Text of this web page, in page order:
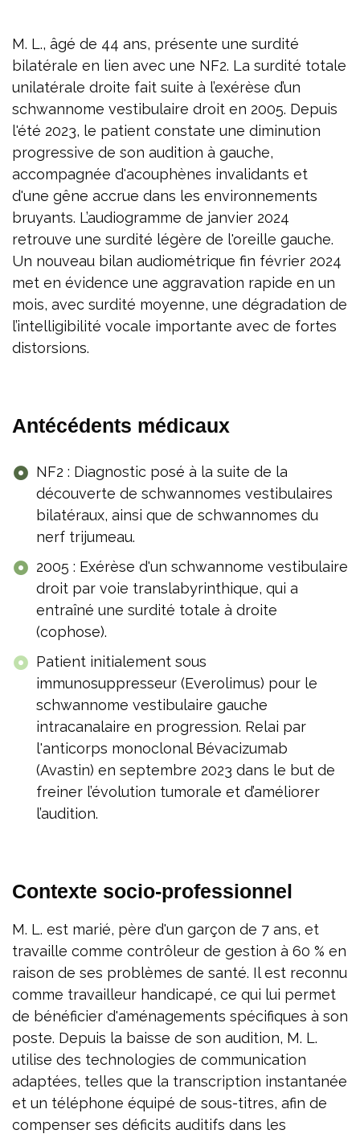
M. L., âgé de 44 ans, présente une surdité
bilatérale en lien avec une NF2. La surdité totale
unilatérale droite fait suite à l’exérèse d’un
schwannome vestibulaire droit en 2005. Depuis
l'été 2023, le patient constate une diminution
progressive de son audition à gauche,
accompagnée d'acouphènes invalidants et
d'une gêne accrue dans les environnements
bruyants. L’audiogramme de janvier 2024
retrouve une surdité légère de l'oreille gauche.
Un nouveau bilan audiométrique fin février 2024
met en évidence une aggravation rapide en un
mois, avec surdité moyenne, une dégradation de
l’intelligibilité vocale importante avec de fortes
distorsions.
Antécédents médicaux
NF2 : Diagnostic posé à la suite de la
découverte de schwannomes vestibulaires
bilatéraux, ainsi que de schwannomes du
nerf trijumeau.
2005 : Exérèse d'un schwannome vestibulaire
droit par voie translabyrinthique, qui a
entraîné une surdité totale à droite
(cophose).
Patient initialement sous
immunosuppresseur (Everolimus) pour le
schwannome vestibulaire gauche
intracanalaire en progression. Relai par
l'anticorps monoclonal Bévacizumab
(Avastin) en septembre 2023 dans le but de
freiner l’évolution tumorale et d’améliorer
l’audition.
Contexte socio-professionnel
M. L. est marié, père d'un garçon de 7 ans, et
travaille comme contrôleur de gestion à 60 % en
raison de ses problèmes de santé. Il est reconnu
comme travailleur handicapé, ce qui lui permet
de bénéficier d'aménagements spécifiques à son
poste. Depuis la baisse de son audition, M. L.
utilise des technologies de communication
adaptées, telles que la transcription instantanée
et un téléphone équipé de sous-titres, afin de
compenser ses déficits auditifs dans les